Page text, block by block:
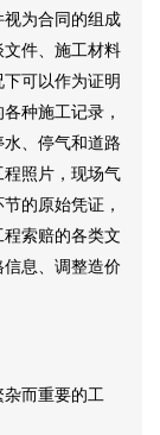
为合同的组成
件、施工材料
可以作为证明
种施工记录，
、停气和道路
照片，现场气
的原始凭证，
索赔的各类文
息、调整造价
而重要的工